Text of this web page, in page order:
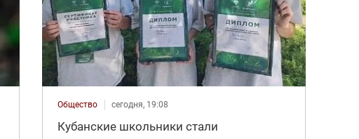
Общество сегодня, 19:08
Кубанские школьники стали